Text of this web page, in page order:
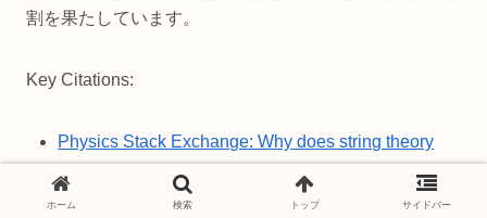
割を果たしています。
Key Citations:
Physics Stack Exchange: Why does string theory
require 9 dimensions of space and one dimension
of time?
ホーム 検索 トップ サイドバー